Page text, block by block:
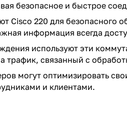
безопасное и быстрое
Cisco 220 для
информация всегда
используют эти
трафик, связанный с
могут оптимизировать
и клиентами.